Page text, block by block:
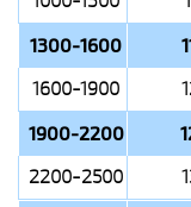
1300-1600
1600-1900
1900-2200
2200-2500